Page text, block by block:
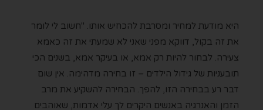
היא מודעת למחיר ומסרבת להכחיש אותו. "חשוב לי לומר
את זה בקול, דווקא מפני שאני לא שמעתי את זה כאמא
צעירה. לבחור להיות רק אמא, או בעיקר אמא, בשנים הכי
תובעניות של גידול הילדים – זו בחירה מדהימה. אין שום
דבר רע בבחירה הזו, להפך. הבחירה להשקיע את מרב
הזמן והאנרגיה באנשים היקרים לך עלי אדמות, שאוהבים